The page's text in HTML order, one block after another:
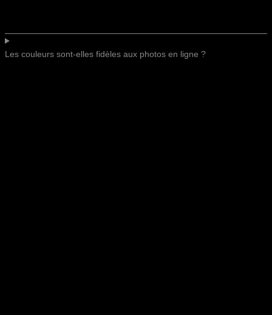
Les couleurs sont-elles fidèles aux photos en ligne ?